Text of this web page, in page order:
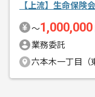
その他募集要項
【上流】生命保険
〜1,000,000
業務委託
六本木一丁目（